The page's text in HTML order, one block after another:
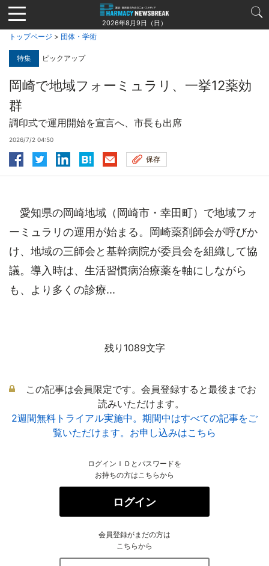
Jump
to
navigation
2026年8月9日（日）
トップページ > 団体・学術
特集 ピックアップ
岡崎で地域フォーミュラリ、一挙12薬効
群
調印式で運用開始を宣言へ、市長も出席
2026/7/2 04:50
保存
愛知県の岡崎地域（岡崎市・幸田町）で地域フォ
ーミュラリの運用が始まる。岡崎薬剤師会が呼びか
け、地域の三師会と基幹病院が委員会を組織して協
議。導入時は、生活習慣病治療薬を軸にしながら
も、より多くの診療...
残り1089文字
この記事は会員限定です。会員登録すると最後までお
読みいただけます。
2週間無料トライアル実施中。期間中はすべての記事をご
覧いただけます。お申し込みはこちら
ログインＩＤとパスワードを
お持ちの方はこちらから
ログイン
会員登録がまだの方は
こちらから